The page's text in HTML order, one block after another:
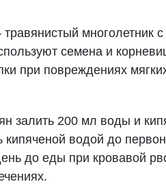
травянистый
семена и
при повреждениях
залить 200 мл воды и
кипяченой водой до
до еды при кровавой